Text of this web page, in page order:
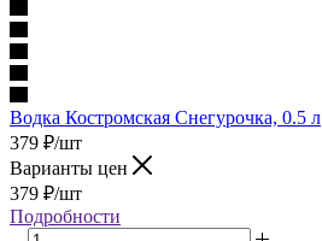
Водка Костромская Снегурочка, 0.5 л
379 ₽/шт
Варианты цен
379 ₽/шт
Подробности